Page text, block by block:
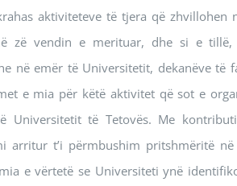
aktiviteteve të tjera që zhvillohen
zë vendin e merituar, dhe si e
në emër të Universitetit, dekanëve të
e mia për këtë aktivitet që sot e
Universitetit të Tetovës. Me
arritur t’i përmbushim pritshmëritë
e vërtetë se Universiteti ynë